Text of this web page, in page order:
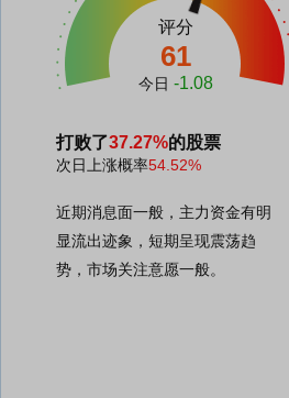
评分
61
今日 -1.08
打败了37.27%的股票
次日上涨概率54.52%
近期消息面一般，主力资金有明
显流出迹象，短期呈现震荡趋
势，市场关注意愿一般。